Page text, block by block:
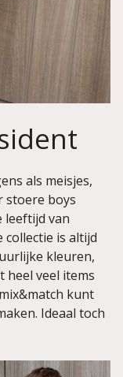
als meisjes,
stoere boys
leeftijd van
collectie is altijd
kleuren,
heel veel items
kunt
Ideaal toch